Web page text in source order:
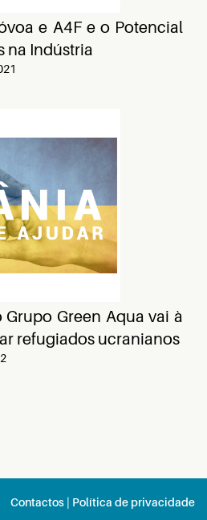
e A4F e o Potencial
na Indústria
Grupo Green Aqua vai à
refugiados ucranianos
Contactos | Política de privacidade